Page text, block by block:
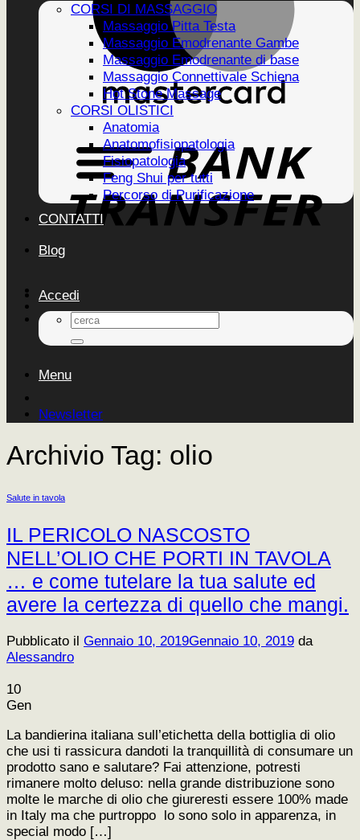
CORSI DI MASSAGGIO
Massaggio Pitta Testa
Massaggio Emodrenante Gambe
Massaggio Emodrenante di base
Massaggio Connettivale Schiena
Hot Stone Massage
CORSI OLISTICI
Anatomia
Anatomofisiopatologia
Fisiopatologia
Feng Shui per tutti
Percorso di Purificazione
CONTATTI
Blog
Accedi
Cerca:
Menu
Newsletter
Archivio Tag: olio
Salute in tavola
IL PERICOLO NASCOSTO
NELL’OLIO CHE PORTI IN TAVOLA
… e come tutelare la tua salute ed
avere la certezza di quello che mangi.
Pubblicato il Gennaio 10, 2019Gennaio 10, 2019 da
Alessandro
10
Gen
La bandierina italiana sull’etichetta della bottiglia di olio
che usi ti rassicura dandoti la tranquillità di consumare un
prodotto sano e salutare? Fai attenzione, potresti
rimanere molto deluso: nella grande distribuzione sono
molte le marche di olio che giureresti essere 100% made
in Italy ma che purtroppo lo sono solo in apparenza, in
special modo […]